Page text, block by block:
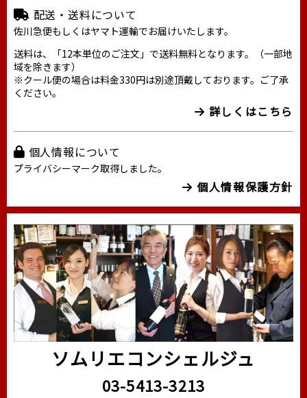
配送・送料について
佐川急便もしくはヤマト運輸でお届けいたします。
送料は、「12本単位のご注文」で送料無料となります。（一部地
域を除きます）
※クール便の場合は料金330円は別途頂戴しております。ご了承
ください。
詳しくはこちら
個人情報について
プライバシーマーク取得しました。
個人情報保護方針
ソムリエコンシェルジュ
03-5413-3213